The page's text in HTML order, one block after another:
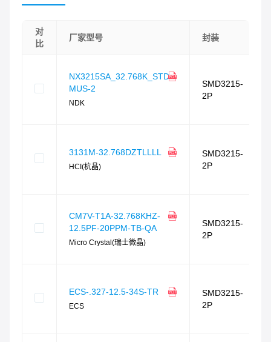
对
比
厂家型号 封装
NX3215SA_32.768K_STD-
MUS-2
NDK
SMD3215-
2P
3131M-32.768DZTLLLL
HCI(杭晶)
SMD3215-
2P
CM7V-T1A-32.768KHZ-
12.5PF-20PPM-TB-QA
Micro Crystal(瑞士微晶)
SMD3215-
2P
ECS-.327-12.5-34S-TR
ECS
SMD3215-
2P